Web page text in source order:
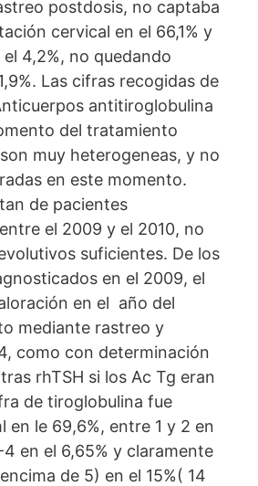
postdosis, no captaba
cervical en el 66,1% y
4,2%, no quedando
Las cifras recogidas de
antitiroglobulina
del tratamiento
muy heterogeneas, y no
en este momento.
de pacientes
el 2009 y el 2010, no
suficientes. De los
en el 2009, el
en el año del
mediante rastreo y
como con determinación
rhTSH si los Ac Tg eran
de tiroglobulina fue
en le 69,6%, entre 1 y 2 en
en el 6,65% y claramente
de 5) en el 15%( 14